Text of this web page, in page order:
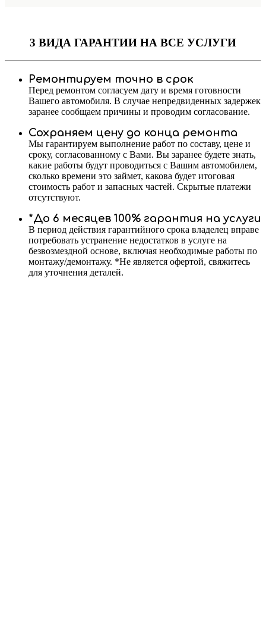
3 ВИДА ГАРАНТИИ НА ВСЕ УСЛУГИ
Ремонтируем точно в срок
Перед ремонтом согласуем дату и время готовности
Вашего автомобиля. В случае непредвиденных задержек
заранее сообщаем причины и проводим согласование.
Сохраняем цену до конца ремонта
Мы гарантируем выполнение работ по составу, цене и
сроку, согласованному с Вами. Вы заранее будете знать,
какие работы будут проводиться с Вашим автомобилем,
сколько времени это займет, какова будет итоговая
стоимость работ и запасных частей. Скрытые платежи
отсутствуют.
*До 6 месяцев 100% гарантия на услуги
В период действия гарантийного срока владелец вправе
потребовать устранение недостатков в услуге на
безвозмездной основе, включая необходимые работы по
монтажу/демонтажу. *Не является офертой, свяжитесь
для уточнения деталей.